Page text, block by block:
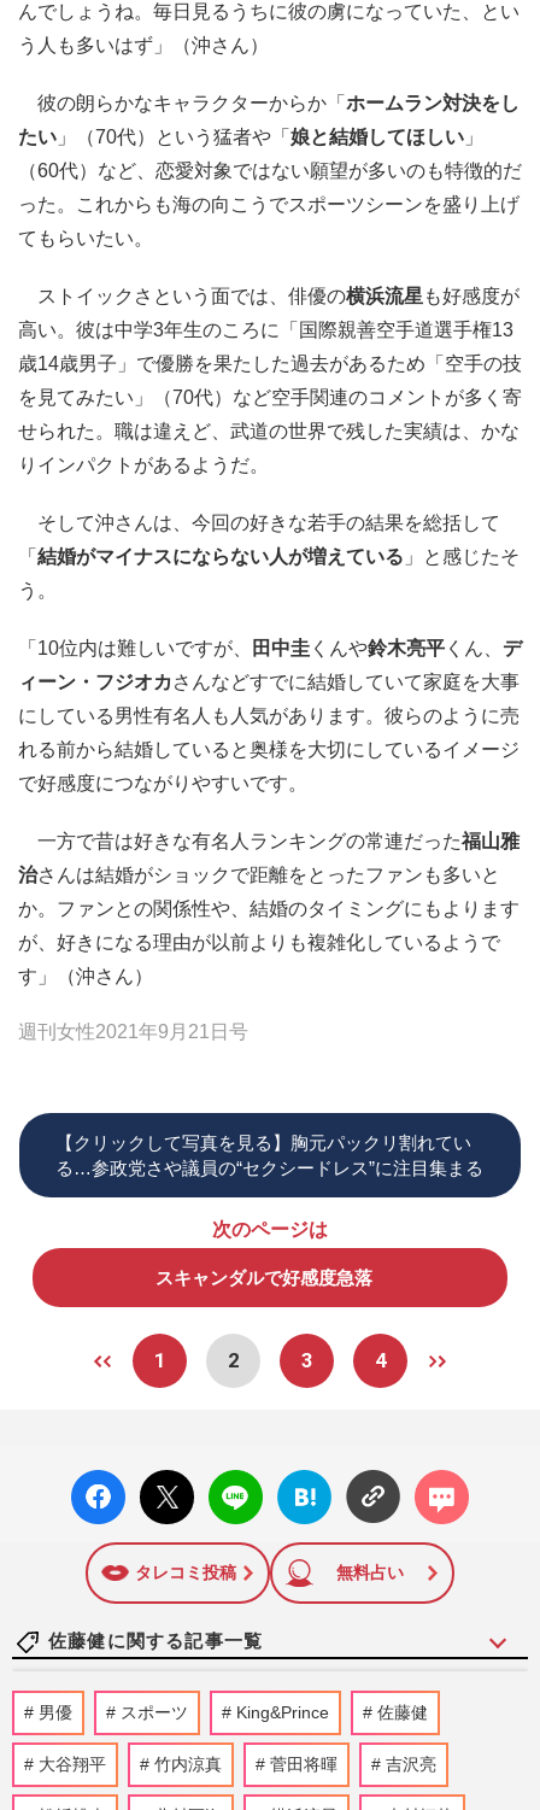
んでしょうね。毎日見るうちに彼の虜になっていた、とい
う人も多いはず」（沖さん）
彼の朗らかなキャラクターからか「 ホームラン対決をし
たい 」（70代）という猛者や「 娘と結婚してほしい 」
（60代）など、恋愛対象ではない願望が多いのも特徴的だ
った。これからも海の向こうでスポーツシーンを盛り上げ
てもらいたい。
ストイックさという面では、俳優の横浜流星 も好感度が
高い。彼は中学3年生のころに「国際親善空手道選手権13
歳14歳男子」で優勝を果たした過去があるため「空手の技
を見てみたい」（70代）など空手関連のコメントが多く寄
せられた。職は違えど、武道の世界で残した実績は、かな
りインパクトがあるようだ。
そして沖さんは、今回の好きな若手の結果を総括して
「 結婚がマイナスにならない人が増えている 」と感じたそ
う。
「10位内は難しいですが、 田中圭 くんや鈴木亮平 くん、 デ
ィーン・フジオカ さんなどすでに結婚していて家庭を大事
にしている男性有名人も人気があります。彼らのように売
れる前から結婚していると奥様を大切にしているイメージ
で好感度につながりやすいです。
一方で昔は好きな有名人ランキングの常連だった福山雅
治さんは結婚がショックで距離をとったファンも多いと
か。ファンとの関係性や、結婚のタイミングにもよります
が、好きになる理由が以前よりも複雑化しているようで
す」（沖さん）
週刊女性2021年9月21日号
【クリックして写真を見る】胸元パックリ割れてい
る…参政党さや議員の“セクシードレス”に注目集まる
次のページは
スキャンダルで好感度急落
1 2 3 4
facebo
ok い
X ポス
ト
LINE
はてな
ブック
に追加
コメン
ト
タレコミ投稿 無料占い
佐藤健に関する記事一覧
《魅力的だった“シェフ役”ランキング》
『グランメゾン東京』の木村拓哉と同率1
位に輝いたのは「かつての…
週刊女性2026年6月30日号
男優 スポーツ King&Prince 佐藤健
大谷翔平 竹内涼真 菅田将暉 吉沢亮